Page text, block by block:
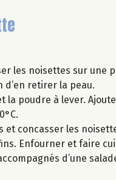
les noisettes sur
retirer la peau.
la poudre à lever.
et concasser les
Enfourner et faire
d’une